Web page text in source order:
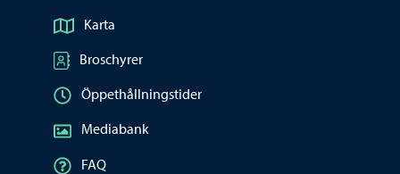
Karta
Broschyrer
Öppethållningstider
Mediabank
FAQ